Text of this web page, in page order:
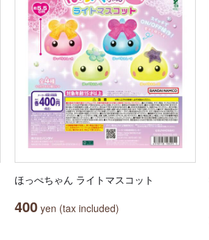
ほっぺちゃん ライトマスコット
400 yen (tax included)